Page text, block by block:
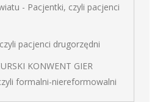
- Pacjentki, czyli pacjenci
pacjenci drugorzędni
KONWENT GIER
formalni-niereformowalni